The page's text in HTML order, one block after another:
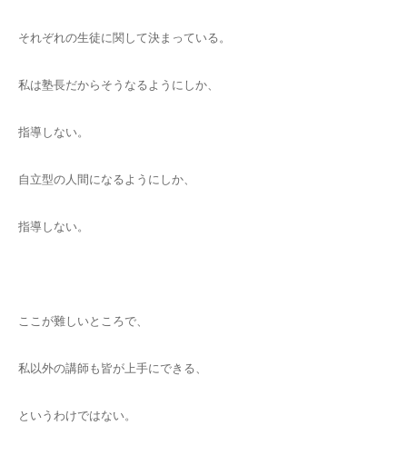
それぞれの生徒に関して決まっている。
私は塾長だからそうなるようにしか、
指導しない。
自立型の人間になるようにしか、
指導しない。
ここが難しいところで、
私以外の講師も皆が上手にできる、
というわけではない。